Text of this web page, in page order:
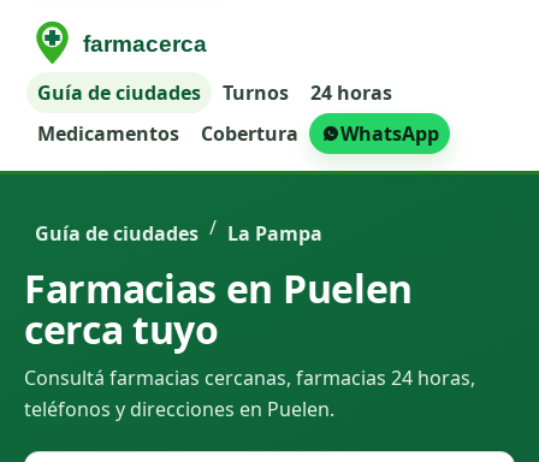
Guía de ciudades Turnos
24 horas
Medicamentos
Cobertura WhatsApp
Guía de ciudades / La Pampa
Farmacias en Puelen
cerca tuyo
Consultá farmacias cercanas, farmacias 24 horas,
teléfonos y direcciones en Puelen.